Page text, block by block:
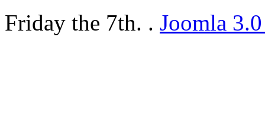
Friday the 7th. . Joomla